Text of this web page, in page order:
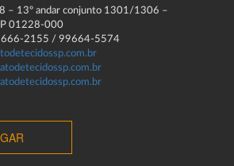
– 13º andar conjunto 1301/1306 –
01228-000
2155 / 99664-5574